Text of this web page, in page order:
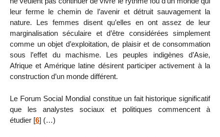
leur ferme le chemin de l’avenir et détruit sauvagement la
nature. Les femmes disent qu’elles en ont assez de leur
marginalisation séculaire et d’être considérées simplement
comme un objet d’exploitation, de plaisir et de consommation
sous l’effet du machisme. Les peuples indigènes d’Asie,
Afrique et Amérique latine désirent participer activement à la
construction d’un monde différent.
Le Forum Social Mondial constitue un fait historique significatif
que les analystes sociaux et politiques commencent à
étudier [6] (…)